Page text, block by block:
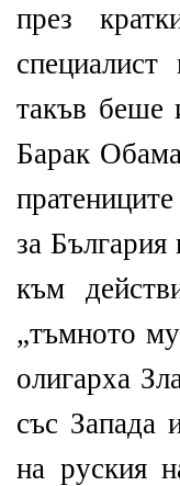
през
такъв беше
Барак
за
към
„тъмното
олигарха
със Запада
на руския